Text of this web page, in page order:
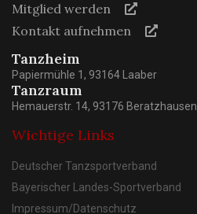
Mitglied werden
Kontakt aufnehmen
Tanzheim
Papiermühle 1, 93164 Laaber
Tanzraum
Hemauerstr. 14, 93176 Beratzhausen
Wichtige Links
Deutscher Tanzsportverband
Bayerischer Landes-Sportverband
Impressum/Datenschutz